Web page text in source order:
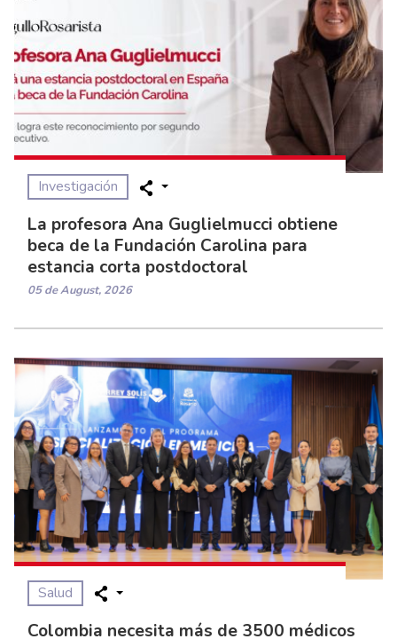
Investigación
La profesora Ana Guglielmucci obtiene
beca de la Fundación Carolina para
estancia corta postdoctoral
05 de August, 2026
Salud
Colombia necesita más de 3500 médicos